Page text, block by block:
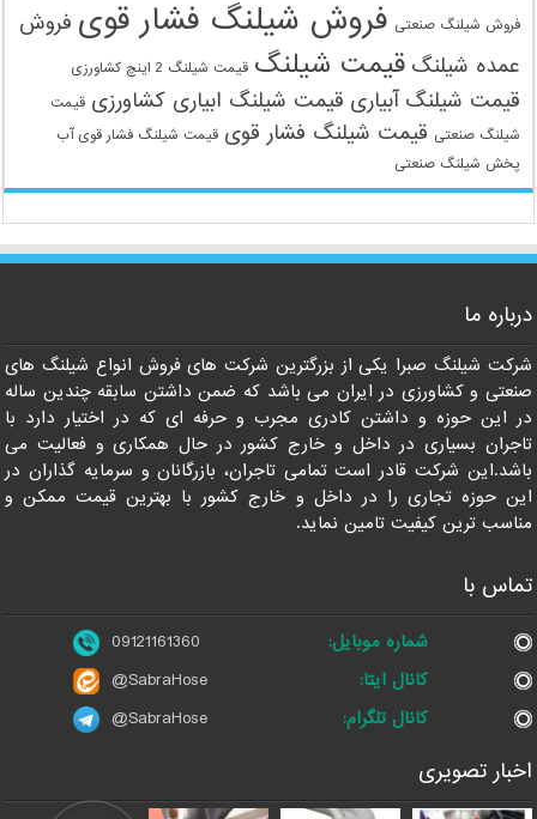
فروش شیلنگ صنعتی فروش شیلنگ فشار قوی فروش
عمده شیلنگ قیمت شیلنگ قیمت شیلنگ 2 اینچ کشاورزی
قیمت شیلنگ آبیاری قیمت شیلنگ ابیاری کشاورزی قیمت
شیلنگ صنعتی قیمت شیلنگ فشار قوی قیمت شیلنگ فشار قوی آب
پخش شیلنگ صنعتی
درباره ما
شرکت شیلنگ صبرا یکی از بزرگترین شرکت های فروش انواع شیلنگ های
صنعتی و کشاورزی در ایران می باشد که ضمن داشتن سابقه چندین ساله
در این حوزه و داشتن کادری مجرب و حرفه ای که در اختیار دارد با
تاجران بسیاری در داخل و خارج کشور در حال همکاری و فعالیت می
باشد.این شرکت قادر است تمامی تاجران، بازرگانان و سرمایه گذاران در
این حوزه تجاری را در داخل و خارج کشور با بهترین قیمت ممکن و
مناسب ترین کیفیت تامین نماید.
تماس با
شماره موبایل:
09121161360
کانال ایتا:
@SabraHose
کانال تلگرام:
@SabraHose
اخبار تصویری